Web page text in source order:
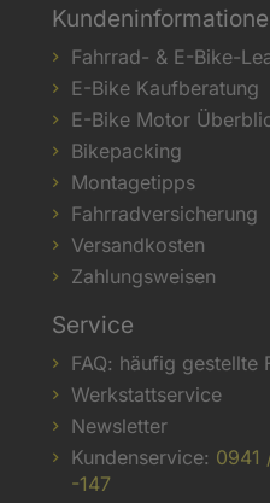
Fahrrad- & E-Bike-
E-Bike Kaufberatung
E-Bike Motor
Bikepacking
Montagetipps
Fahrradversicherung
Versandkosten
Zahlungsweisen
Service
FAQ: häufig gestellte
Werkstattservice
Newsletter
Kundenservice: 0941
-147